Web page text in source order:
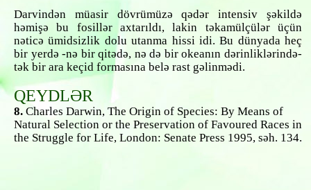
Darvindən müasir dövrümüzə qədər intensiv şəkildə
həmişə bu fosillər axtarıldı, lakin təkamülçülər üçün
nəticə ümidsizlik dolu utanma hissi idi. Bu dünyada heç
bir yerdə -nə bir qitədə, nə də bir okeanın dərinliklərində-
tək bir ara keçid formasına belə rast gəlinmədi.
QEYDLƏR
8. Charles Darwin, The Origin of Species: By Means of
Natural Selection or the Preservation of Favoured Races in
the Struggle for Life, London: Senate Press 1995, səh. 134.